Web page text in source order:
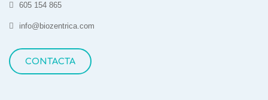
605 154 865
info@biozentrica.com
CONTACTA